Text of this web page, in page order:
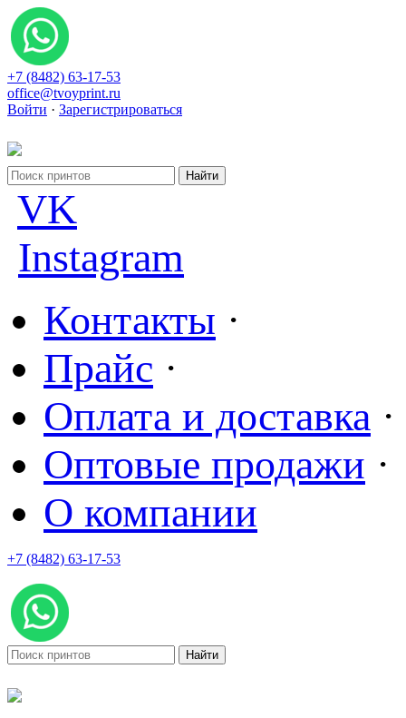
+7 (8482) 63-17-53
office@tvoyprint.ru
Войти · Зарегистрироваться
VK
Instagram
Контакты ·
Прайс ·
Оплата и доставка ·
Оптовые продажи ·
О компании
+7 (8482) 63-17-53